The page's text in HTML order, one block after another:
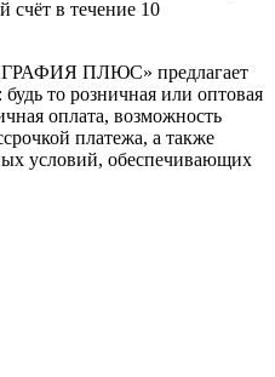
счёт в течение 10
ПЛЮС» предлагает
то розничная или оптовая
оплата, возможность
платежа, а также
условий, обеспечивающих